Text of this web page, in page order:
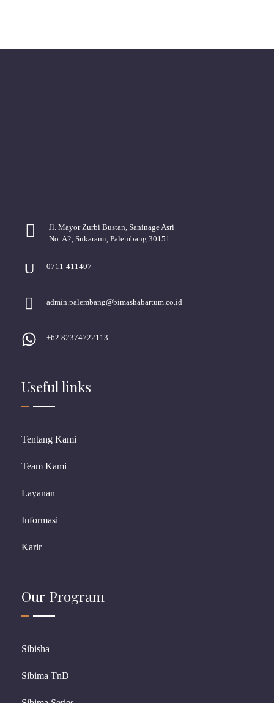
Jl. Mayor Zurbi Bustan, Saninage Asri
No. A2, Sukarami, Palembang 30151
0711-411407
admin.palembang@bimashabartum.co.id
+62 82374722113
Useful links
Tentang Kami
Team Kami
Layanan
Informasi
Karir
Our Program
Sibisha
Sibima TnD